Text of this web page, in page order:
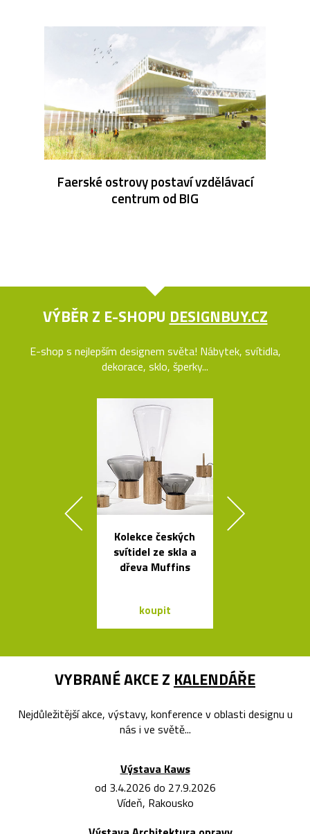
Faerské ostrovy postaví vzdělávací
centrum od BIG
VÝBĚR Z E-SHOPU DESIGNBUY.CZ
E-shop s nejlepším designem světa! Nábytek, svítidla,
dekorace, sklo, šperky...
Kolekce českých
svítidel ze skla a
dřeva Muffins
koupit
VYBRANÉ AKCE Z KALENDÁŘE
Nejdůležitější akce, výstavy, konference v oblasti designu u
nás i ve světě...
Výstava Kaws
od 3.4.2026 do 27.9.2026
Vídeň, Rakousko